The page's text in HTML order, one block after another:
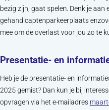
bezig zijn, gaat spelen. Denk je aan
gehandicaptenparkeerplaats
mee om de overlast voor jou zo te
Presentatie- en
Heb je de presentatie- en
2025 gemist? Dan kun je bij
opvragen via het e-mailadres